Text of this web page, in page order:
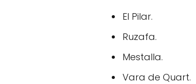
El Pilar.
Ruzafa.
Mestalla.
Vara de Quart.